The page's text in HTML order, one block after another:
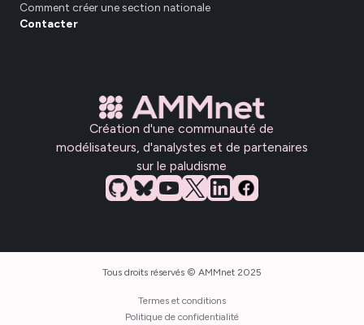
Création d'une communauté de
modélisateurs, d'analystes et de partenaires
sur le paludisme
Comment créer une section nationale
Contacter
Tous droits réservés © AMMnet 2025
Termes et conditions
Politique de confidentialité